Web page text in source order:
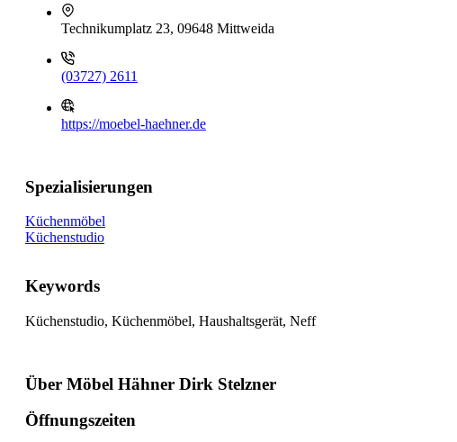
Technikumplatz 23, 09648 Mittweida
(03727) 2611
https://moebel-haehner.de
Spezialisierungen
Küchenmöbel
Küchenstudio
Keywords
Küchenstudio, Küchenmöbel, Haushaltsgerät, Neff
Über Möbel Hähner Dirk Stelzner
Öffnungszeiten